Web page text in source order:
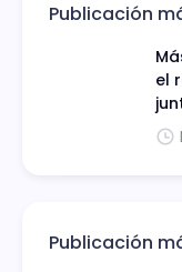
Publicación
el
Publicación